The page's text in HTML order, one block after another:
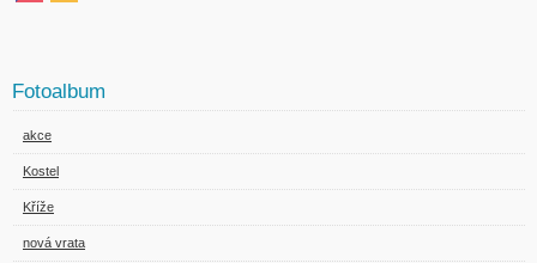
Fotoalbum
akce
Kostel
Kříže
nová vrata